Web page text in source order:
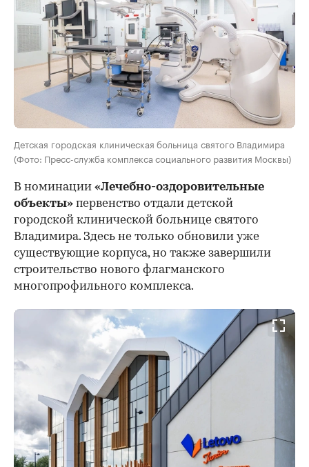
Детская городская клиническая больница святого Владимира
(Фото: Пресс-служба комплекса социального развития Москвы)
В номинации «Лечебно-оздоровительные
объекты» первенство отдали детской
городской клинической больнице святого
Владимира. Здесь не только обновили уже
существующие корпуса, но также завершили
строительство нового флагманского
многопрофильного комплекса.